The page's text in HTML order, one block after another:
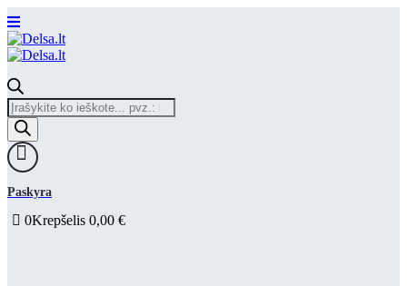
Products
search
Paskyra
0Krepšelis0,00€